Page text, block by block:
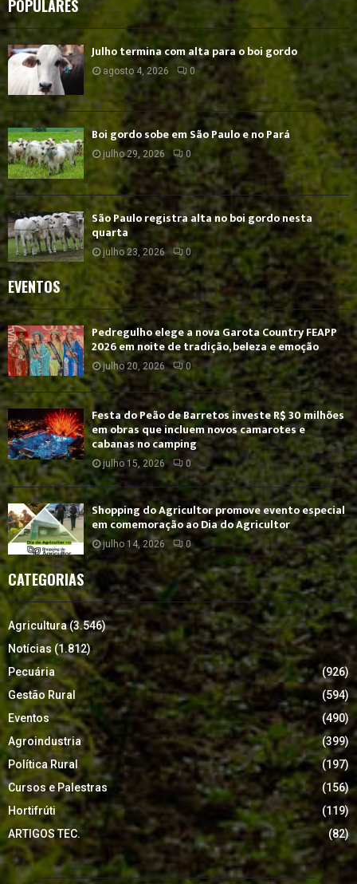
POPULARES
Julho termina com alta para o boi gordo
agosto 4, 2026 0
Boi gordo sobe em São Paulo e no Pará
julho 29, 2026 0
São Paulo registra alta no boi gordo nesta
quarta
julho 23, 2026 0
EVENTOS
Pedregulho elege a nova Garota Country FEAPP
2026 em noite de tradição, beleza e emoção
julho 20, 2026 0
Festa do Peão de Barretos investe R$ 30 milhões
em obras que incluem novos camarotes e
cabanas no camping
julho 15, 2026 0
Shopping do Agricultor promove evento especial
em comemoração ao Dia do Agricultor
julho 14, 2026 0
CATEGORIAS
Agricultura(3.546)
Notícias (1.812)
Pecuária
(926)
Gestão Rural
(594)
Eventos
(490)
Agroindustria
(399)
Política Rural
(197)
Cursos e Palestras
(156)
Hortifrúti
(119)
ARTIGOS TEC.
(82)